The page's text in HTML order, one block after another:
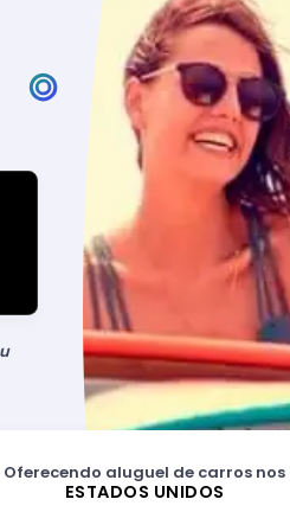
Oferecendo aluguel de carros nos
ESTADOS UNIDOS